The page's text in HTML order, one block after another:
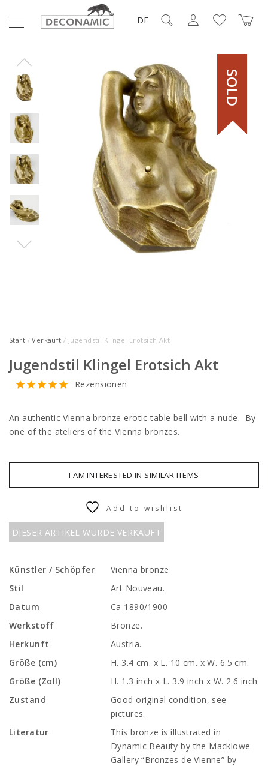
DE
SOLD
Start /Verkauft / Jugendstil Klingel Erotsich Akt
Jugendstil Klingel Erotsich Akt
Rezensionen
An authentic Vienna bronze erotic table bell with a nude. By
one of the ateliers of the Vienna bronzes.
I AM INTERESTED IN SIMILAR ITEMS
DIESER ARTIKEL WURDE VERKAUFT
Add to wishlist
Künstler / Schöpfer
Vienna bronze
Stil
Art Nouveau.
Datum
Ca 1890/1900
Werkstoff
Bronze.
Herkunft
Austria.
Größe (cm)
H. 3.4 cm. x L. 10 cm. x W. 6.5 cm.
Größe (Zoll)
H. 1.3 inch x L. 3.9 inch x W. 2.6 inch
Zustand
Good original condition, see
pictures.
Literatur
This bronze is illustrated in
Dynamic Beauty by the Macklowe
Gallery “Bronzes de Vienne” by